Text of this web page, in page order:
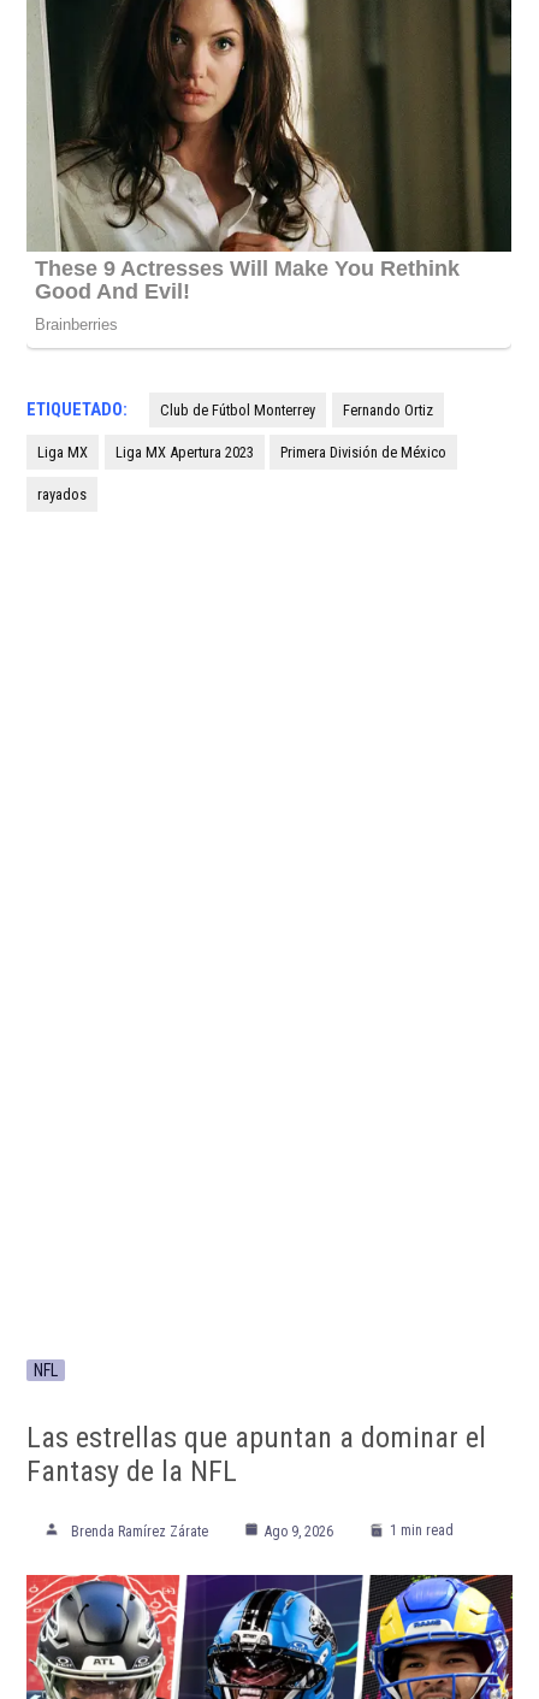
ETIQUETADO: Club de Fútbol Monterrey Fernando Ortiz
Liga MX Liga MX Apertura 2023 Primera División de México
rayados
NFL
Las estrellas que apuntan a dominar el
Fantasy de la NFL
Brenda Ramírez Zárate Ago 9, 2026 1 min read